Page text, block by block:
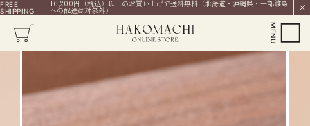
FREE
SHIPPING
16,200円（税込）以上のお買い上げで送料無料（北海道・沖縄県・一部離島
への配送は対象外）